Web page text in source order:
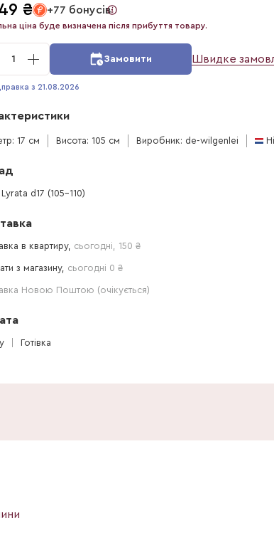
₴ +77 бонусів
ціна буде визначена після прибуття товару.
1 Замовити Швидке
з 21.08.2026
17 см Висота: 105 см Виробник: de-wilgenlei
d17 (105-110)
в квартиру, сьогодні 150 ₴
з магазину, сьогодні 0 ₴
Новою Поштою (очікується)
Готівка